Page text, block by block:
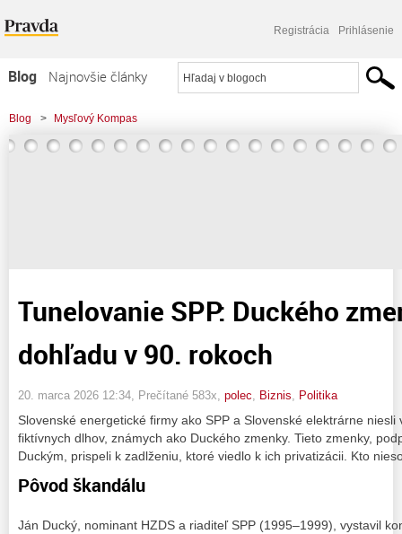
Registrácia Prihlásenie
Blog
Najnovšie články
Najčítanejšie články
Najkomentovanejšie články
Blog > Mysľový Kompas
> Tunelovanie SPP: Duckého zmenky a zlyhanie dohľadu v 90. rokoch
Tunelovanie SPP: Duckého
dohľadu v 90. rokoch
20. marca 2026 12:34 , Prečítané 583x, polec Biznis Politika
Slovenské energetické firmy ako SPP a Slovenské elektrárne
fiktívnych dlhov, známych ako Duckého zmenky. Tieto zmenky,
Duckým, prispeli k zadlženiu, ktoré viedlo k ich privatizácii. Kto
Pôvod škandálu
Ján Ducký, nominant HZDS a riaditeľ SPP (1995–1999), vystavil